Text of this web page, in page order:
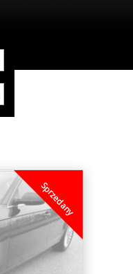
Sprzedany